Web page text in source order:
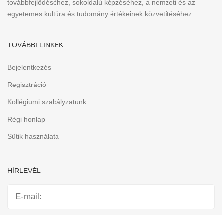
továbbfejlődéséhez, sokoldalú képzéséhez, a nemzeti és az
egyetemes kultúra és tudomány értékeinek közvetítéséhez.
TOVÁBBI LINKEK
Bejelentkezés
Regisztráció
Kollégiumi szabályzatunk
Régi honlap
Sütik használata
HÍRLEVÉL